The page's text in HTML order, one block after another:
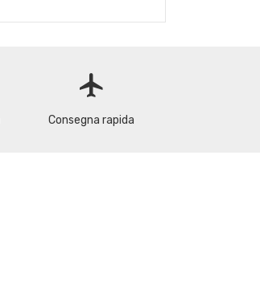
flight
Consegna rapida